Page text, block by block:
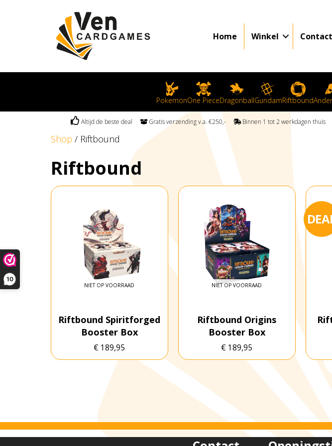
10
Home Winkel Contact
PokemonOne PieceDragonballGundamRiftbound
Altijd de beste deal Gratis verzending v.a. €250,- Binnen 1 tot 2 werkdagen thuis
Shop / Riftbound
Riftbound
NIET OP VOORRAAD
Riftbound Spiritforged
Booster Box
€ 189,95
NIET OP VOORRAAD
Riftbound Origins
Booster Box
€ 189,95